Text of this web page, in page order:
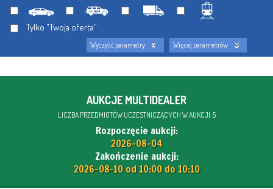
Tylko "Twoja oferta"
Wyczyść parametry Więcej parametrów
AUKCJE MULTIDEALER
LICZBA PRZEDMIOTÓW UCZESTNICZĄCYCH W AUKCJI: 5
Rozpoczęcie aukcji:
2026-08-04
Zakończenie aukcji:
2026-08-10 od 10:00 do 10:10